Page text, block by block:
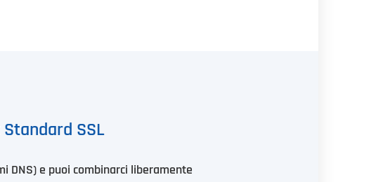
SSL
DNS) e puoi combinarci liberamente